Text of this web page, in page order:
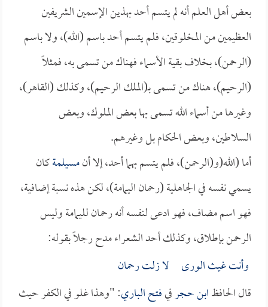
بعض أهل العلم أنه لم يتسم أحد بهذين الإسمين الشريفين
العظيمين من المخلوقين، فلم يتسم أحد باسم (الله)، ولا باسم
(الرحمن)، بخلاف بقية الأسماء فهناك من تسمى به، فمثلاً
(الرحيم)، هناك من تسمى بـ(الملك الرحيم)، وكذلك (القاهر)،
وغيرها من أسماء الله تسمى بها بعض الملوك، وبعض
السلاطين، وبعض الحكام بل وغيرهم.
أما (الله(و(الرحمن)، فلم يتسم بهما أحد، إلا أنمسيلمةكان
يسمي نفسه في الجاهلية (رحمان اليمامة)، لكن هذه نسبة إضافية،
فهو اسم مضاف، فهو ادعى لنفسه أنه رحمان لليمامة وليس
الرحمن بإطلاق، وكذلك أحد الشعراء مدح رجلاً بقوله:
وأنت غيث الورى لا زلت رحمان
قال الحافظابن حجرفيفتح الباري: "وهذا غلو في الكفر حيث